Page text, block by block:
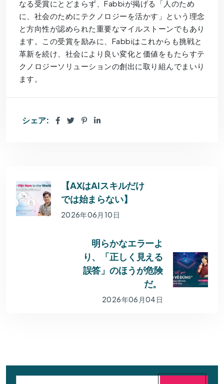
なる受賞にとどまらず、Fabbiが掲げる「人のため
に、社会のためにテクノロジーを活かす」という理念
と方向性が認められた重要なマイルストーンでもあり
ます。この受賞を励みに、Fabbiはこれからも挑戦と
革新を続け、社会により良い変化と価値をもたらすテ
クノロジーソリューションの創出に取り組んでまいり
ます。
シェア:
【AXはAIスキルだけ
では始まらない】
2026年06月10日
明らかなエラーよ
り、「正しく見える
誤答」のほうが危険
だ。
2026年06月04日